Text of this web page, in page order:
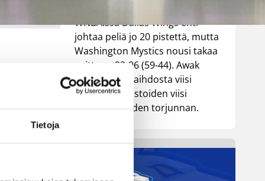
Tietoja
WNBA:ssa Dallas Wings ehti
johtaa peliä jo 20 pistettä, mutta
Washington Mystics nousi takaa
voittoon 92-96 (59-44). Awak
Kuier pelasi vaihdosta viisi
minuuttia tilastoiden viisi
pistettä ja yhden torjunnan.